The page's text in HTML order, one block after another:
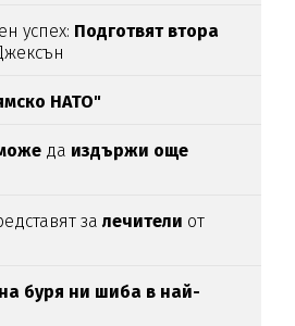
успех: Подготвят втора
НАТО"
да издържи още
залечители от
буря ни шиба в най-